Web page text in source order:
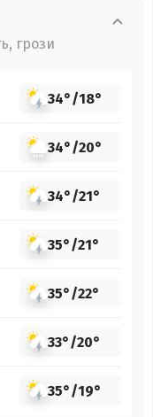
грози
34°/18°
34°/20°
34°/21°
35°/21°
35°/22°
33°/20°
35°/19°